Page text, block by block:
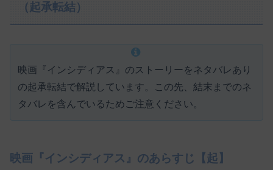
（起承転結）
映画『インシディアス』のストーリーをネタバレあり
の起承転結で解説しています。この先、結末までのネ
タバレを含んでいるためご注意ください。
映画『インシディアス』のあらすじ【起】